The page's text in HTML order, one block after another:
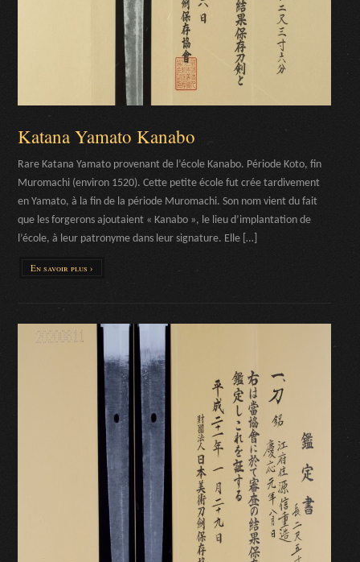
Katana Yamato Kanabo
Rare Katana Yamato provenant de l’école Kanabo. Période Koto, fin
Muromachi (environ 1520). Cette petite école fut crée tardivement
en Yamato, à la fin de la période Muromachi. Son nom vient du fait
que les forgerons ajoutaient « Kanabo », le lieu d’implantation de
l’école, à leur patronyme dans leur signature. Elle […]
En savoir plus ›